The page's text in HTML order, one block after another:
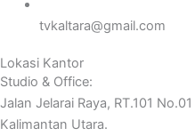
tvkaltara@gmail.com
Lokasi Kantor
Studio &
Jalan Jelarai Raya, RT.101
Kalimantan Utara.